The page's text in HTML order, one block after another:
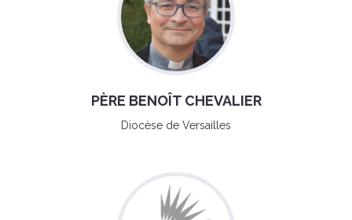
PÈRE BENOÎT CHEVALIER
Diocèse de Versailles